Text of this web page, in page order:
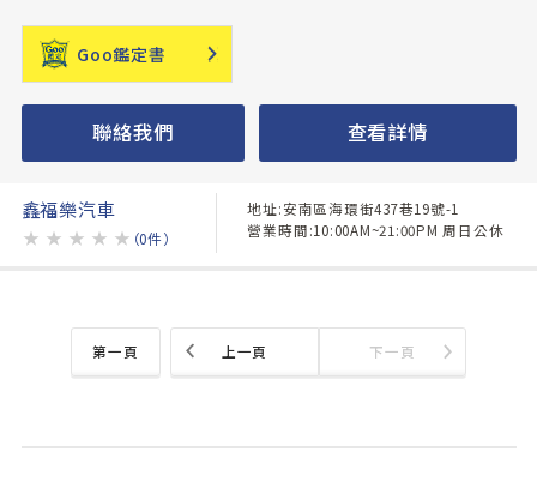
Goo鑑定書
聯絡我們 查看詳情
鑫福樂汽車
★ ★ ★ ★ ★ （0件）
地址:安南區海環街437巷19號-1
營業時間:10:00AM~21:00PM 周日公休
第一頁 上一頁 下一頁